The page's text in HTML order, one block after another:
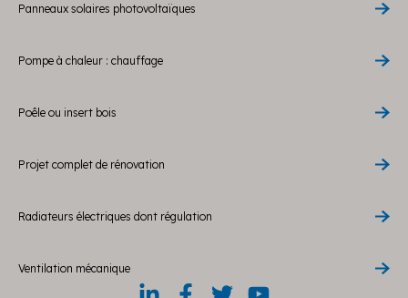
Panneaux solaires photovoltaïques
Pompe à chaleur : chauffage
Poêle ou insert bois
Projet complet de rénovation
Radiateurs électriques dont régulation
Ventilation mécanique